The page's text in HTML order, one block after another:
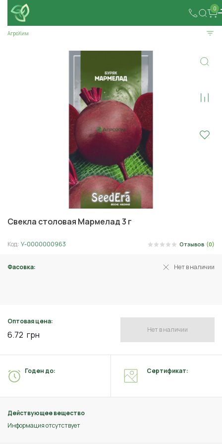
0
АгроХим
Свекла столовая Мармелад 3 г
Код: У-0000000963 Отзывов (0)
Фасовка: Нет в наличии
Оптовая цена:
6.72 грн Нет в наличии
Действующее вещество
Информация отсутствует
Годен до: Сертификат: